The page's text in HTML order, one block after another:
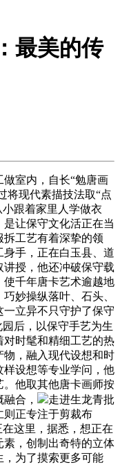
最美的传
室内，自长“勉唐画
将现代素描技法取“点
跟着家里人学做衣
让保守文化活正在当
工艺有着深挚的领
手，正在白玉县、道
授，他还冲破保守载
千年唐卡艺术逾越地
妙操纵落叶、石头、
立异不只守护了保守
园后，以保守手艺为生
时髦和精细工艺的热
，融入现代设想和时
设想等专业学问，他
他取其他唐卡画师按
合，
走进生龙青批
则正专注于剪裁布
这里，据悉，想正在
素，创制出奇特的立体
，为了摸索更多可能